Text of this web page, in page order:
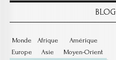
BLOG
Monde
Europe
Afrique
Asie
Amérique
Moyen-Orient